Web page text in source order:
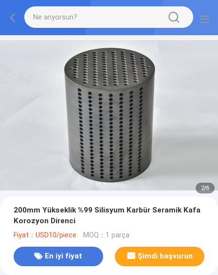
2/6
200mm Yükseklik %99 Silisyum Karbür Seramik Kafa
Korozyon Direnci
Fiyat：USD10/piece MOQ：1 parça
En iyi fiyat Şimdi başvurun